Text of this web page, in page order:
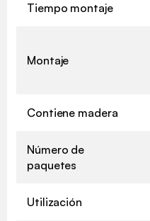
Tiempo montaje
Montaje
Contiene madera
Número de
paquetes
Utilización